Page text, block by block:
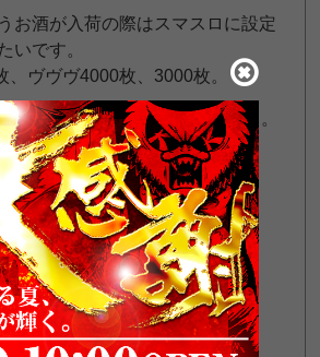
お酒が入荷の際はスマスロに設定
いです。
、ヴヴヴ4000枚、3000枚。
無いお店なんで狙いやすいかも。